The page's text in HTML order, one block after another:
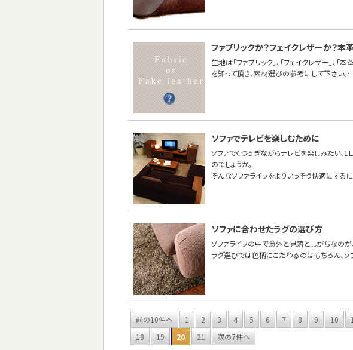
ファブリックか？フェイクレザーか？本
生地は「ファブリック」、「フェイクレザー」
を知って頂き、素材選びの参考にして下さい
ソファでテレビを楽しむために
ソファでくつろぎながらテレビを楽しみたい
のでしょうか。
そんなソファライフをよりいっそう快適にす
ソファに合わせたラグの選び方
ソファライフの中で意外と見落としがちなのが
ラグ選びでは色柄にこだわるのはもちろん、
前の10件へ 1 2 3 4 5 6 7 8 9 10
18
19 20 21 次の7件へ